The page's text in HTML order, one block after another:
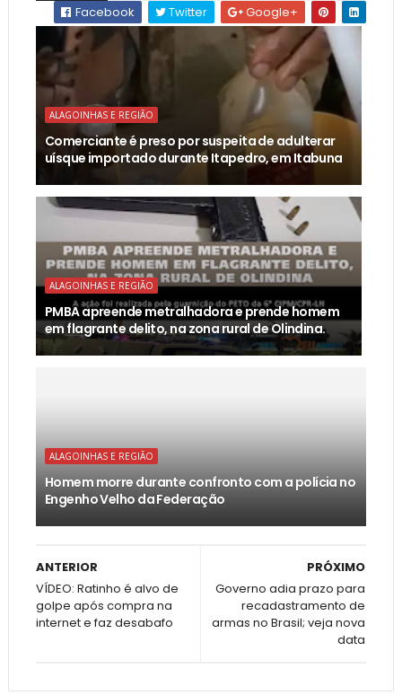
Facebook
Twitter Google+
ALAGOINHAS E REGIÃO
Comerciante é preso por suspeita de adulterar
uísque importado durante Itapedro, em Itabuna
ALAGOINHAS E REGIÃO
PMBA apreende metralhadora e prende homem
em flagrante delito, na zona rural de Olindina.
ALAGOINHAS E REGIÃO
Homem morre durante confronto com a polícia no
Engenho Velho da Federação
PRÓXIMO
Governo adia prazo para
recadastramento de
armas no Brasil; veja nova
data
ANTERIOR
VÍDEO: Ratinho é alvo de
golpe após compra na
internet e faz desabafo